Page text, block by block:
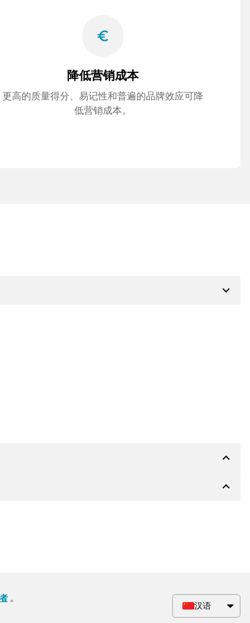
euro_symbol
降低营销成本
更高的质量得分、易记性和普遍的品牌效应可降
低营销成本。
expand_more
expand_less
银行的详细信息，如果需要，还可以提供 Paypal 或
expand_less
汉语
。